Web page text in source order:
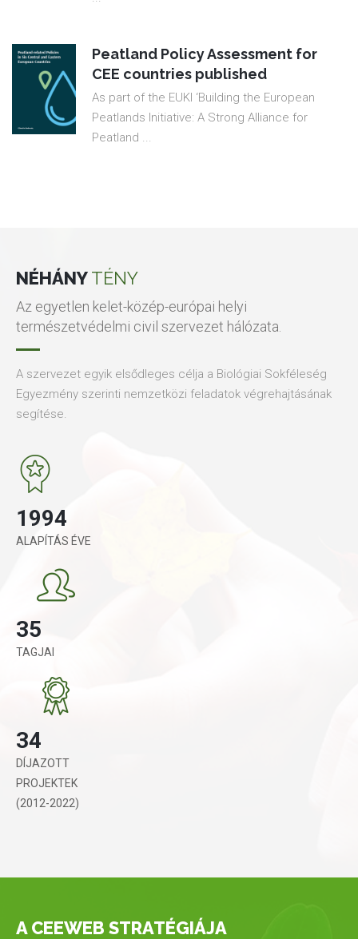
Peatland Policy Assessment for
CEE countries published
As part of the EUKI ‘Building the European
Peatlands Initiative: A Strong Alliance for
Peatland ...
NÉHÁNYTÉNY
Az egyetlen kelet-közép-európai helyi
természetvédelmi civil szervezet hálózata.
A szervezet egyik elsődleges célja a Biológiai Sokféleség
Egyezmény szerinti nemzetközi feladatok végrehajtásának
segítése.
1994
ALAPÍTÁS ÉVE
35
TAGJAI
34
DÍJAZOTT
PROJEKTEK
(2012-2022)
A CEEWEB STRATÉGIÁJA